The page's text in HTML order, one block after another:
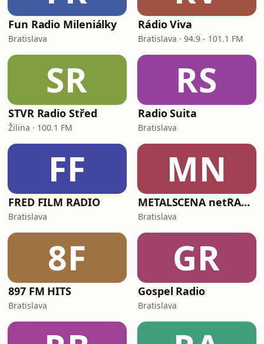
Fun Radio Mileniálky
Bratislava
Rádio Viva
Bratislava · 94.9 - 101.1 FM
SR
STVR Radio Střed
Žilina · 100.1 FM
RS
Radio Suita
Bratislava
FF
FRED FILM RADIO
Bratislava
MN
METALSCENA netRADIO
Bratislava
8F
897 FM HITS
Bratislava
GR
Gospel Radio
Bratislava